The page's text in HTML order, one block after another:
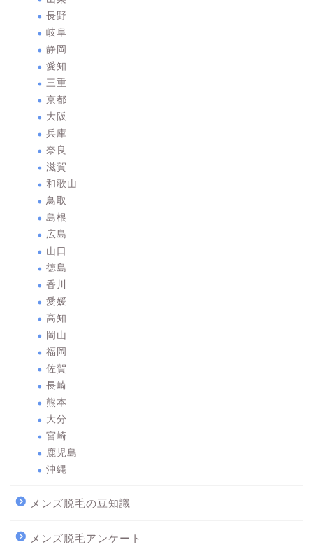
長野
岐阜
静岡
愛知
三重
京都
大阪
兵庫
奈良
滋賀
和歌山
鳥取
島根
広島
山口
徳島
香川
愛媛
高知
岡山
福岡
佐賀
長崎
熊本
大分
宮崎
鹿児島
沖縄
メンズ脱毛の豆知識
メンズ脱毛アンケート